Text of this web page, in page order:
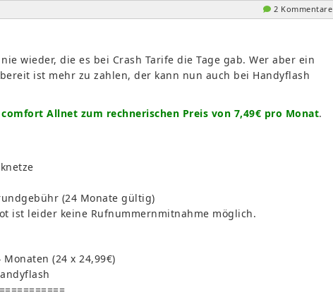
2 Kommentare
wieder, die es bei Crash Tarife die Tage gab. Wer aber ein
ist mehr zu zahlen, der kann nun auch bei Handyflash
Allnet zum rechnerischen Preis von 7,49€ pro Monat.
(24 Monate gültig)
ist leider keine Rufnummernmitnahme möglich.
(24 x 24,99€)